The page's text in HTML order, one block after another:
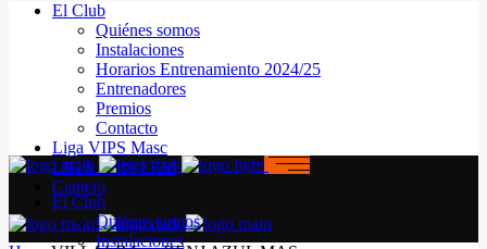
El Club
Quiénes somos
Instalaciones
Horarios Entrenamiento 2024/25
Entrenadores
Premios
Contacto
Liga VIPS Masc
LIGA VIPS FEM
Cantera
El Club
Quiénes somos
Instalaciones